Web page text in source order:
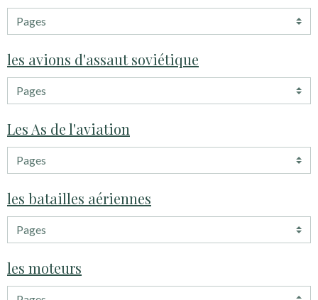
les avions d'assaut soviétique
Les As de l'aviation
les batailles aériennes
les moteurs